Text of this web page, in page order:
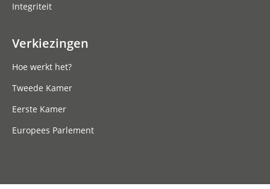
Integriteit
Verkiezingen
Hoe werkt het?
Tweede Kamer
Eerste Kamer
Europees Parlement